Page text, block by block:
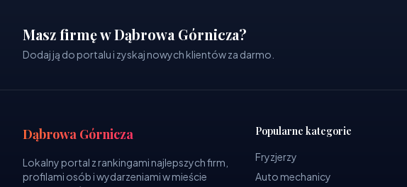
Masz firmę w Dąbrowa Górnicza?
Dodaj ją do portalu i zyskaj nowych klientów za darmo.
Dąbrowa Górnicza
Lokalny portal z rankingami najlepszych firm,
profilami osób i wydarzeniami w mieście
Popularne kategorie
Fryzjerzy
Auto mechanicy